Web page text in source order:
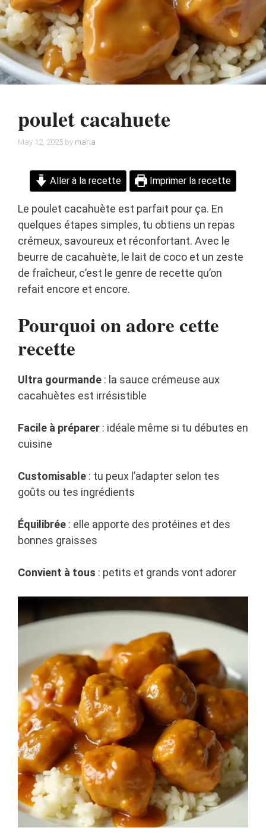
poulet cacahuete
May 12, 2025 by maria
Aller à la recette Imprimer la recette
Le poulet cacahuète est parfait pour ça. En
quelques étapes simples, tu obtiens un repas
crémeux, savoureux et réconfortant. Avec le
beurre de cacahuète, le lait de coco et un zeste
de fraîcheur, c’est le genre de recette qu’on
refait encore et encore.
Pourquoi on adore cette
recette
Ultra gourmande : la sauce crémeuse aux
cacahuètes est irrésistible
Facile à préparer : idéale même si tu débutes en
cuisine
Customisable : tu peux l’adapter selon tes
goûts ou tes ingrédients
Équilibrée : elle apporte des protéines et des
bonnes graisses
Convient à tous : petits et grands vont adorer